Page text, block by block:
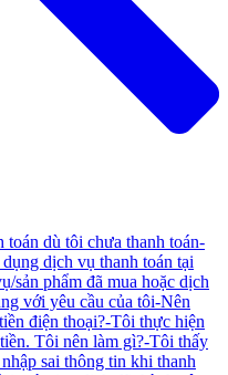
toán dù tôi chưa thanh toán-
dịch vụ thanh toán tại
sản phẩm đã mua hoặc dịch
với yêu cầu của tôi-Nên
điện thoại?-Tôi thực hiện
Tôi nên làm gì?-Tôi thấy
sai thông tin khi thanh